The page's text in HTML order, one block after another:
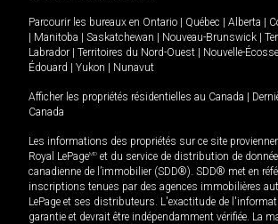
Parcourir les bureaux en Ontario | Québec | Alberta |
| Manitoba | Saskatchewan | Nouveau-Brunswick |
Labrador | Territoires du Nord-Ouest | Nouvelle-Écosse
Édouard | Yukon | Nunavut
Afficher les propriétés résidentielles au Canada |
Canada
Les informations des propriétés sur ce site
Royal LePageMD et du service de distribution de
canadienne de l’immobilier (SDD®). SDD® met en
inscriptions tenues par des agences immobilières
LePage et ses distributeurs. L'exactitude de
garantie et devrait être indépendamment vérifiée. La